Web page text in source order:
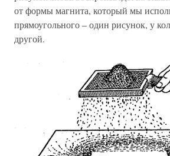
от формы магнита, который мы
прямоугольного – один рисунок, у
другой.